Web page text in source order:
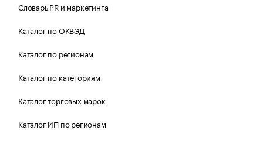
Словарь PR и маркетинга
Каталог по ОКВЭД
Каталог по регионам
Каталог по категориям
Каталог торговых марок
Каталог ИП по регионам